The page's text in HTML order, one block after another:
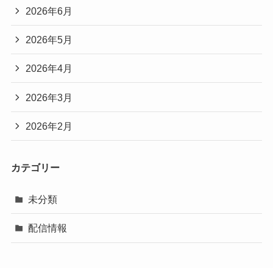
2026年6月
2026年5月
2026年4月
2026年3月
2026年2月
カテゴリー
未分類
配信情報